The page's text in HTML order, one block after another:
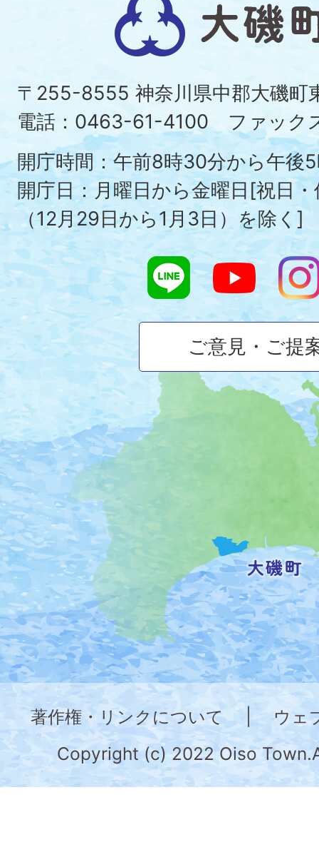
磯
町
の
位
置
を
記
し
た
地
図。
神
奈
川
県
の
大
磯
町
〒255-8555 神奈川県中郡大磯
電話：0463-61-4100 ファック
開庁時間：午前8時30分から午後
開庁日：月曜日から金曜日[祝日
（12月29日から1月3日）を除く]
ご意見・ご提
著作権・リンクについて
ウェ
Copyright (c) 2022 Oiso